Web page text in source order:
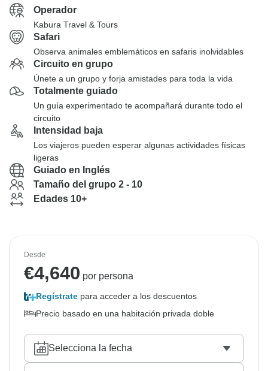
Operador
Kabura Travel & Tours
Safari
Observa animales emblemáticos en safaris inolvidables
Circuito en grupo
Únete a un grupo y forja amistades para toda la vida
Totalmente guiado
Un guía experimentado te acompañará durante todo el
circuito
Intensidad baja
Los viajeros pueden esperar algunas actividades físicas
ligeras
Guiado en Inglés
Tamaño del grupo 2 - 10
Edades 10+
Desde
€4,640 por persona
Regístrate para acceder a los descuentos
Precio basado en una habitación privada doble
Selecciona la fecha